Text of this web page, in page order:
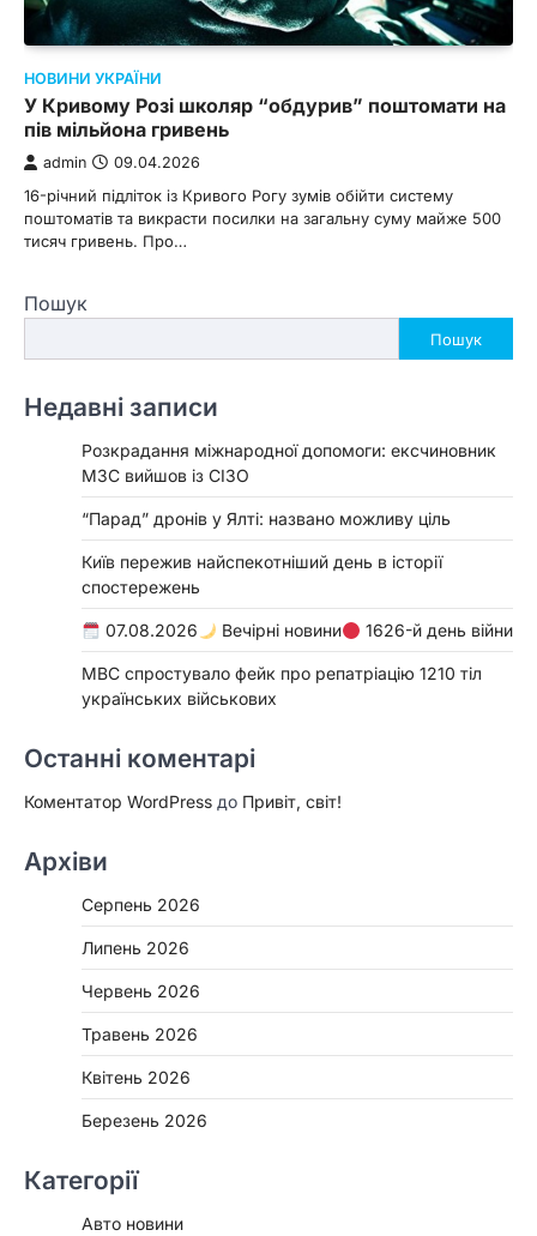
НОВИНИ УКРАЇНИ
У Кривому Розі школяр “обдурив” поштомати на
пів мільйона гривень
admin 09.04.2026
16-річний підліток із Кривого Рогу зумів обійти систему
поштоматів та викрасти посилки на загальну суму майже 500
тисяч гривень. Про…
Пошук
Пошук
Недавні записи
Розкрадання міжнародної допомоги: ексчиновник
МЗС вийшов із СІЗО
“Парад” дронів у Ялті: названо можливу ціль
Київ пережив найспекотніший день в історії
спостережень
07.08.2026 Вечірні новини 1626-й день війни
МВС спростувало фейк про репатріацію 1210 тіл
українських військових
Останні коментарі
Коментатор WordPress до Привіт, світ!
Архіви
Серпень 2026
Липень 2026
Червень 2026
Травень 2026
Квітень 2026
Березень 2026
Категорії
Авто новини